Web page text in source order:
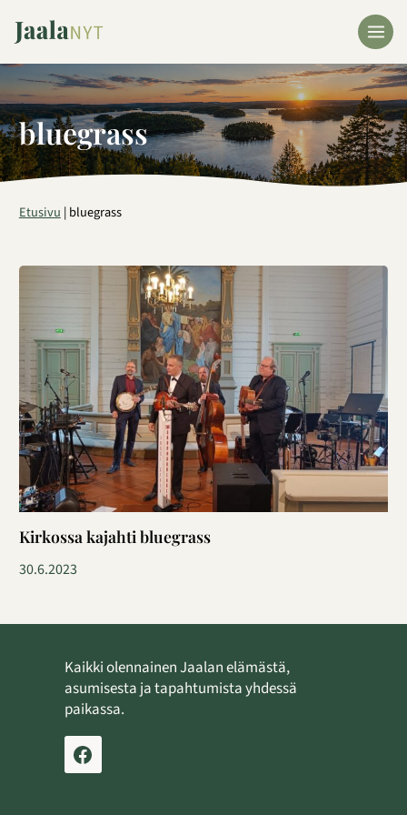
sisältöön
bluegrass
Etusivu|bluegrass
Kirkossa kajahti bluegrass
30.6.2023
Kaikki olennainen Jaalan elämästä,
asumisesta ja tapahtumista yhdessä
paikassa.